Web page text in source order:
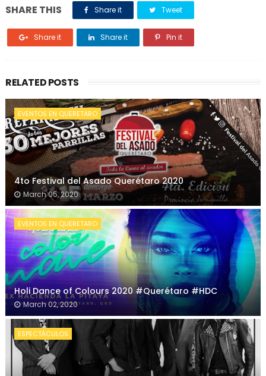
SHARE THIS Share it Tweet
Share it Share it Pin it
RELATED POSTS
EVENTOS EN QUERETARO
4to Festival del Asado Querétaro 2020
March 05, 2020
EVENTOS EN QUERETARO
Holi Dance of Colours 2020 #Querétaro #HDC
March 02, 2020
ESPECTÁCULOS